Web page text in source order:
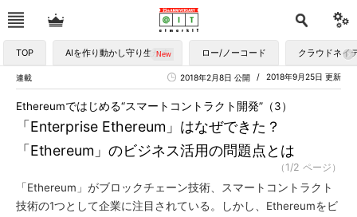
TOP AIを作り動かし守り生かす ロー/ノーコード クラウドネイ
連載 2018年9月25日 更新
2018年2月8日 公開
「Enterprise Ethereum」はなぜできた？
「Ethereum」のビジネス活用の問題点とは
Ethereumではじめる“スマートコントラクト開発”（3）
（1/2 ページ）
「Ethereum」がブロックチェーン技術、スマートコントラクト
技術の1つとして企業に注目されている。しかし、Ethereumをビ